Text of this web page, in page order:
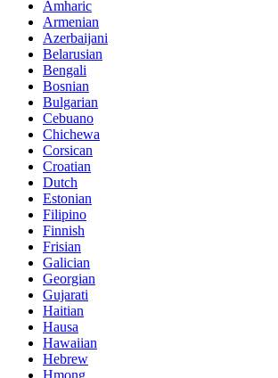
Amharic
Armenian
Azerbaijani
Belarusian
Bengali
Bosnian
Bulgarian
Cebuano
Chichewa
Corsican
Croatian
Dutch
Estonian
Filipino
Finnish
Frisian
Galician
Georgian
Gujarati
Haitian
Hausa
Hawaiian
Hebrew